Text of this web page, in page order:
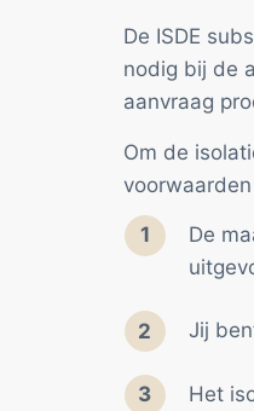
De ISDE
nodig bij de
aanvraag
Om de
De
Jij
Het